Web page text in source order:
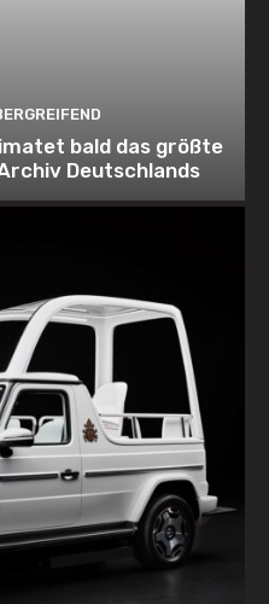
bald das größte
Deutschlands